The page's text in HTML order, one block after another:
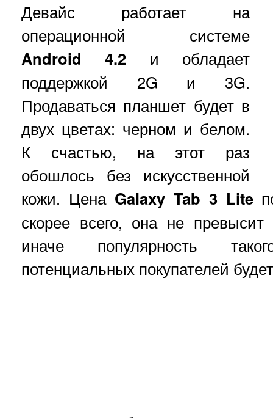
Девайс работает на
операционной системе
Android 4.2 и обладает
поддержкой 2G и 3G.
Продаваться планшет будет в
двух цветах: черном и белом.
К счастью, на этот раз
обошлось без искусственной
кожи. Цена Galaxy Tab 3 Lite
скорее всего, она не
иначе популярность
потенциальных покупателей